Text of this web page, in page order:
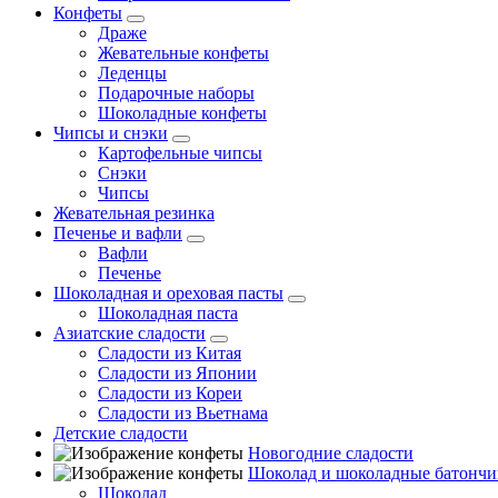
Конфеты
Драже
Жевательные конфеты
Леденцы
Подарочные наборы
Шоколадные конфеты
Чипсы и снэки
Картофельные чипсы
Снэки
Чипсы
Жевательная резинка
Печенье и вафли
Вафли
Печенье
Шоколадная и ореховая пасты
Шоколадная паста
Азиатские сладости
Сладости из Китая
Сладости из Японии
Сладости из Кореи
Сладости из Вьетнама
Детские сладости
Новогодние сладости
Шоколад и шоколадные
Шоколад